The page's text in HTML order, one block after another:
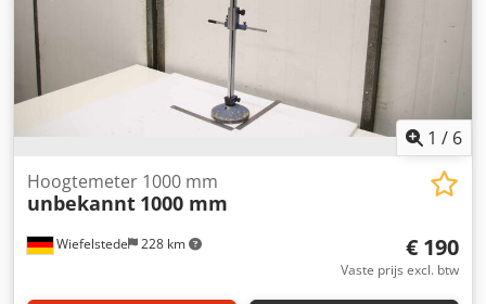
1 / 6
Wiefelstede 228 km
Hoogtemeter 1000 mm
unbekannt 1000 mm
€ 190
Vaste prijs excl. btw